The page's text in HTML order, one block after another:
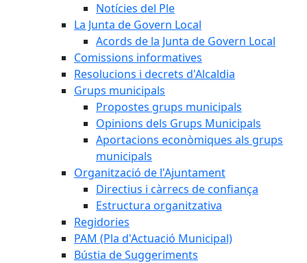
Notícies del Ple
La Junta de Govern Local
Acords de la Junta de Govern Local
Comissions informatives
Resolucions i decrets d'Alcaldia
Grups municipals
Propostes grups municipals
Opinions dels Grups Municipals
Aportacions econòmiques als grups
municipals
Organització de l'Ajuntament
Directius i càrrecs de confiança
Estructura organitzativa
Regidories
PAM (Pla d'Actuació Municipal)
Bústia de Suggeriments